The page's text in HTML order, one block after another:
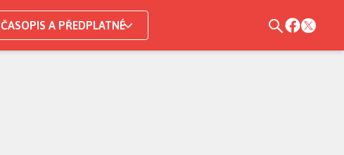
ČASOPIS A PŘEDPLATNÉ